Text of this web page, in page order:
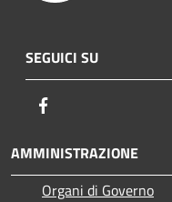
SEGUICI SU
AMMINISTRAZIONE
Organi di Governo